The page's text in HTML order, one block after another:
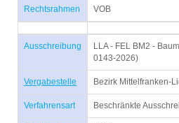
Rechtsrahmen VOB
Ausschreibung
LLA - FEL BM2 -
0143-2026)
Vergabestelle Bezirk Mittelfranken-
Verfahrensart Beschränkte